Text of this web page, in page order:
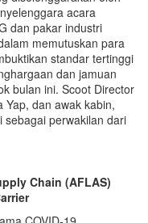
acara
dan pakar industri
memutuskan para
standar tertinggi
dan jamuan
bulan ini. Scoot Director
Yap, dan awak kabin,
sebagai perwakilan dari
Chain (AFLAS)